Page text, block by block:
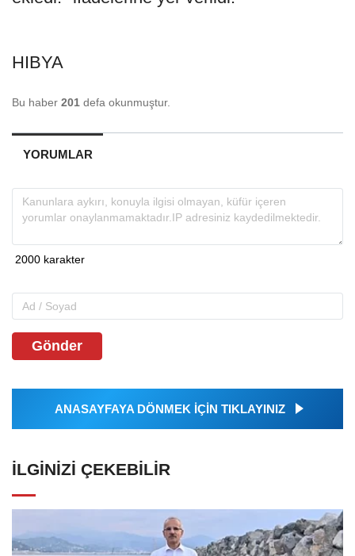
HIBYA
Bu haber 201 defa okunmuştur.
YORUMLAR
Gönder
ANASAYFAYA DÖNMEK İÇİN TIKLAYINIZ
İLGINIZI ÇEKEBILIR